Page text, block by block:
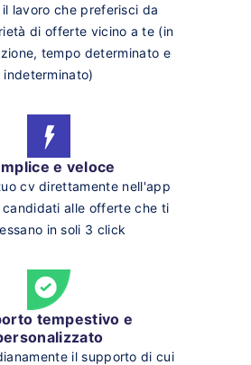
il lavoro che preferisci da
di offerte vicino a te (in
tempo determinato e
indeterminato)
e veloce
cv direttamente nell'app
alle offerte che ti
in soli 3 click
tempestivo e
il supporto di cui